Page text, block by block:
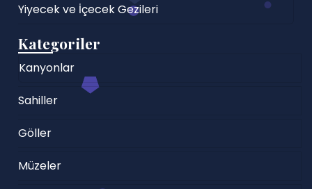
Yiyecek ve İçecek Gezileri
Kategoriler
Kanyonlar
Sahiller
Göller
Müzeler